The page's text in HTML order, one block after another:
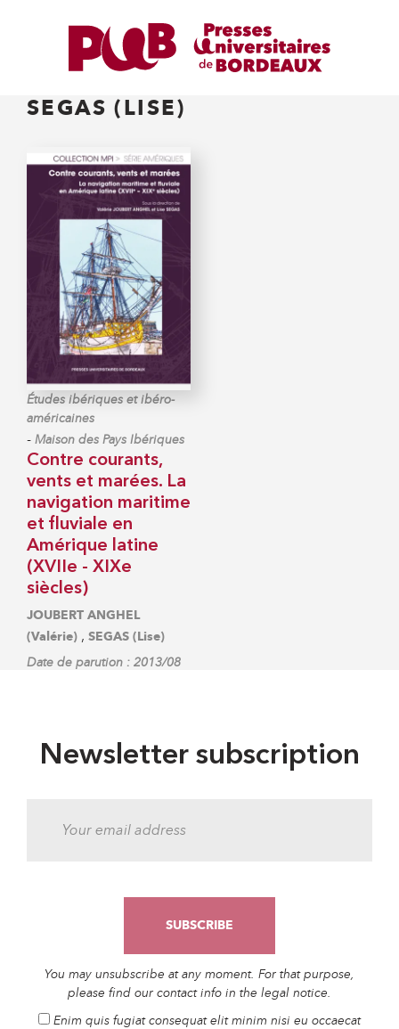
SEGAS (LISE)
Études ibériques et ibéro-
américaines
- Maison des Pays Ibériques
Contre courants,
vents et marées. La
navigation maritime
et fluviale en
Amérique latine
(XVIIe - XIXe
siècles)
JOUBERT ANGHEL
(Valérie) , SEGAS (Lise)
Date de parution : 2013/08
Newsletter subscription
You may unsubscribe at any moment. For that purpose,
please find our contact info in the legal notice.
Enim quis fugiat consequat elit minim nisi eu occaecat